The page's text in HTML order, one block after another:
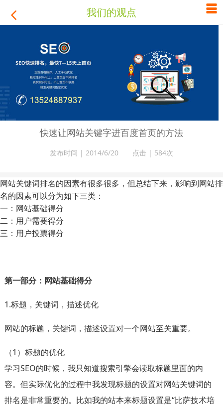
 我们的观点 
快速让网站关键字进百度首页的方法
发布时间 | 2014/6/20 点击 | 584次
网站关键词排名的因素有很多很多，但总结下来，影响到网站排
名的因素可以分为如下三类：
一：网站基础得分
二：用户需要得分
三：用户投票得分
第一部分：网站基础得分
1.标题，关键词，描述优化
网站的标题，关键词，描述设置对一个网站至关重要。
（1）标题的优化
学习SEO的时候，我只知道搜索引擎会读取标题里面的内
容。但实际优化的过程中我发现标题的设置对网站关键词的
排名是非常重要的。比如我的站本来标题设置是“比萨技术培